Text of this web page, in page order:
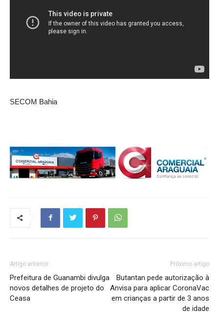
SECOM Bahia
Artigo anterior
Prefeitura de Guanambi divulga
novos detalhes de projeto do
Ceasa
Próximo artigo
Butantan pede autorização à
Anvisa para aplicar CoronaVac
em crianças a partir de 3 anos
de idade